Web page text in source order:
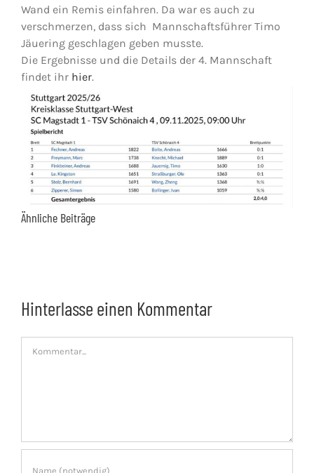
Wand ein Remis einfahren. Da war es auch zu
verschmerzen, dass sich Mannschaftsführer Timo
Jäuering geschlagen geben musste.
Die Ergebnisse und die Details der 4. Mannschaft
findet ihr hier.
Ähnliche Beiträge
Hinterlasse einen Kommentar